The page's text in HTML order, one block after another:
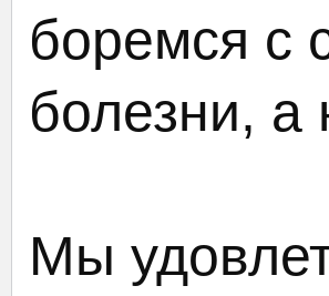
боремся с
болезни, а
Мы